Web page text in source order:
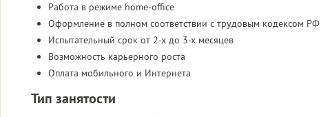
Работа в режиме home-office
Оформление в полном соответствии с трудовым кодексом РФ
Испытательный срок от 2-х до 3-х месяцев
Возможность карьерного роста
Оплата мобильного и Интернета
Тип занятости